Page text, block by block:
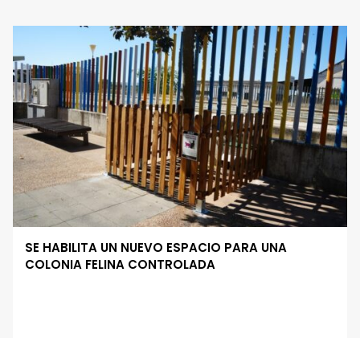
SE HABILITA UN NUEVO ESPACIO PARA UNA
COLONIA FELINA CONTROLADA